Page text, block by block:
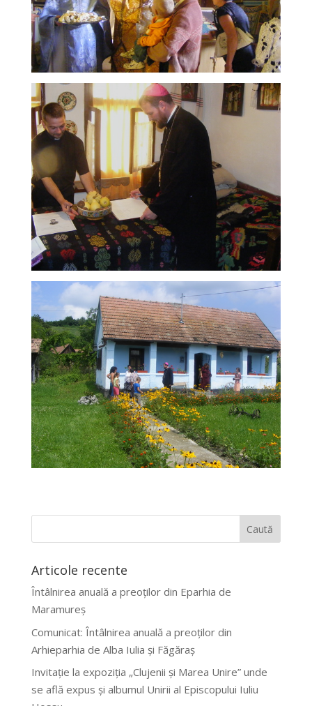
Articole recente
Întâlnirea anuală a preoților din Eparhia de
Maramureș
Comunicat: Întâlnirea anuală a preoților din
Arhieparhia de Alba Iulia și Făgăraș
Invitație la expoziția „Clujenii și Marea Unire” unde
se află expus și albumul Unirii al Episcopului Iuliu